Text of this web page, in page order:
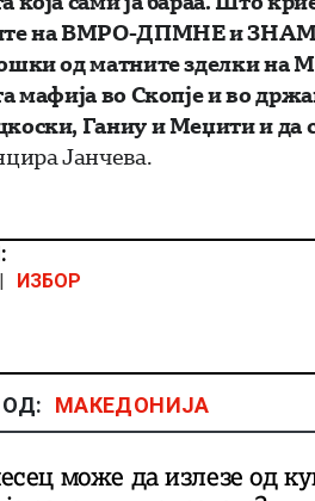
на ВМРО-ДПМНЕ и ЗНАМ
од матните зделки
мафија во Скопје и во
Ганиу и Меџити и да
Јанчева.
| ИЗБОР
МАКЕДОНИЈА
може да излезе од